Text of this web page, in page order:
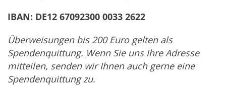
IBAN: DE12 67092300 0033 2622
Überweisungen bis 200 Euro gelten als
Spendenquittung. Wenn Sie uns Ihre Adresse
mitteilen, senden wir Ihnen auch gerne eine
Spendenquittung zu.